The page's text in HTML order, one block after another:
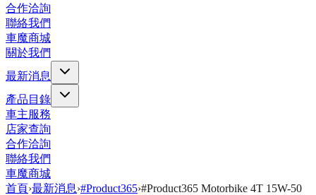
合作洽詢
聯絡我們
車魔商城
關於我們
最新消息
產品目錄
車主服務
店家查詢
合作洽詢
聯絡我們
車魔商城
首頁›最新消息›#Product365›#Product365 Motorbike 4T 15W-50